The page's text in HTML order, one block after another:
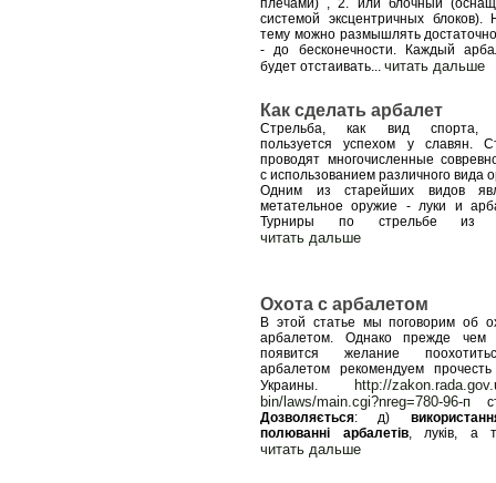
плечами) , 2. или блочный
системой эксцентричных блоков).
тему можно размышлять
- до бесконечности. Каждый
будет отстаивать... читать дальше
Как сделать арбалет
Стрельба, как вид спорта,
пользуется успехом у славян.
проводят многочисленные
с использованием различного вида
Одним из старейших видов
метательное оружие - луки и
Турниры по стрельбе из
читать дальше
Охота с арбалетом
В этой статье мы поговорим об
арбалетом. Однако прежде чем
появится желание
арбалетом рекомендуем
Украины.
http://
bin/laws/main.cgi?nreg=780-96-п
Дозволяється: д)
полюванні арбалетів, луків, а
читать дальше